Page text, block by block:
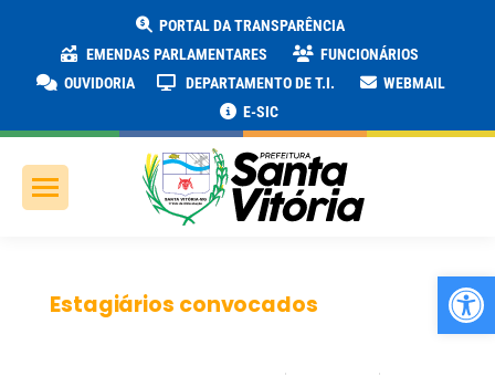
PORTAL DA TRANSPARÊNCIA
EMENDAS PARLAMENTARES
FUNCIONÁRIOS
OUVIDORIA
DEPARTAMENTO DE T.I.
WEBMAIL
E-SIC
Estagiários convocados